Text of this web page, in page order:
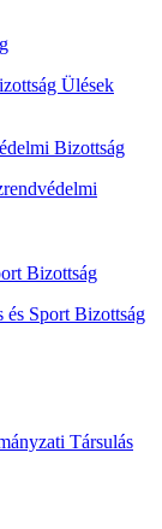
Ülések
Bizottság
Bizottság
Sport Bizottság
Társulás